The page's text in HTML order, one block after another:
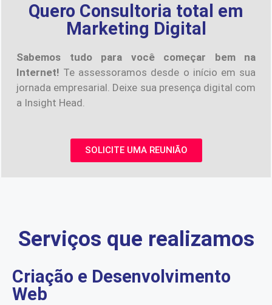
Quero Consultoria total em
Marketing Digital
Sabemos tudo para você começar bem na
Internet! Te assessoramos desde o início em sua
jornada empresarial. Deixe sua presença digital com
a Insight Head.
SOLICITE UMA REUNIÃO
Serviços que realizamos
Criação e Desenvolvimento
Web